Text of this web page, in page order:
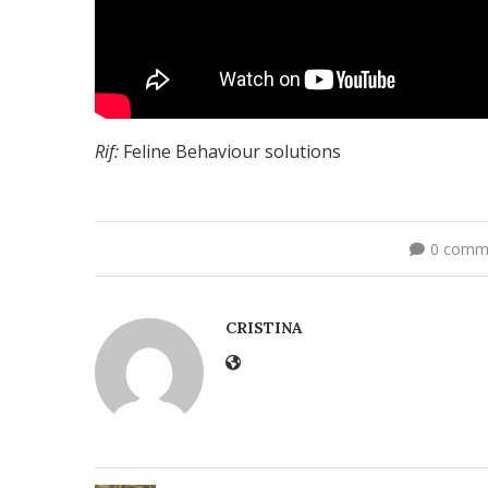
Rif: Feline Behaviour solutions
0
CRISTINA